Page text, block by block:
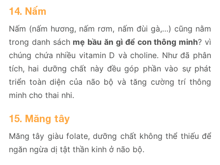
14. Nấm
Nấm (nấm hương, nấm rơm, nấm đùi gà,…) cũng nằm
trong danh sách mẹ bầu ăn gì để con thông minh? vì
chúng chứa nhiều vitamin D và choline. Như đã phân
tích, hai dưỡng chất này đều góp phần vào sự phát
triển toàn diện của não bộ và tăng cường trí thông
minh cho thai nhi.
15. Măng tây
Măng tây giàu folate, dưỡng chất không thể thiếu để
ngăn ngừa dị tật thần kinh ở não bộ.